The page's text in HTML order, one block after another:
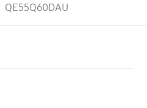
QE55Q60DAU